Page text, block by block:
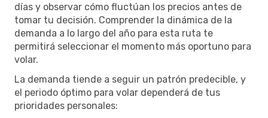
días y observar cómo fluctúan los precios antes de
tomar tu decisión. Comprender la dinámica de la
demanda a lo largo del año para esta ruta te
permitirá seleccionar el momento más oportuno para
volar.
La demanda tiende a seguir un patrón predecible, y
el periodo óptimo para volar dependerá de tus
prioridades personales: